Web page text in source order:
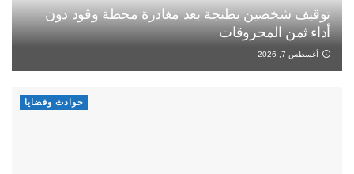
توقيف شخصين بطنجة بعد مغادرة محطة وقود دون
أداء ثمن المحروقات
أغسطس 7, 2026
حوادث وقضايا